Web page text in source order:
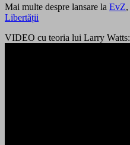
Mai multe despre lansare la EvZ,
Libertății
VIDEO cu teoria lui Larry Watts: